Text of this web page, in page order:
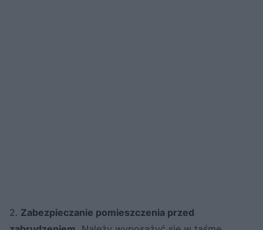
2. Zabezpieczanie pomieszczenia przed